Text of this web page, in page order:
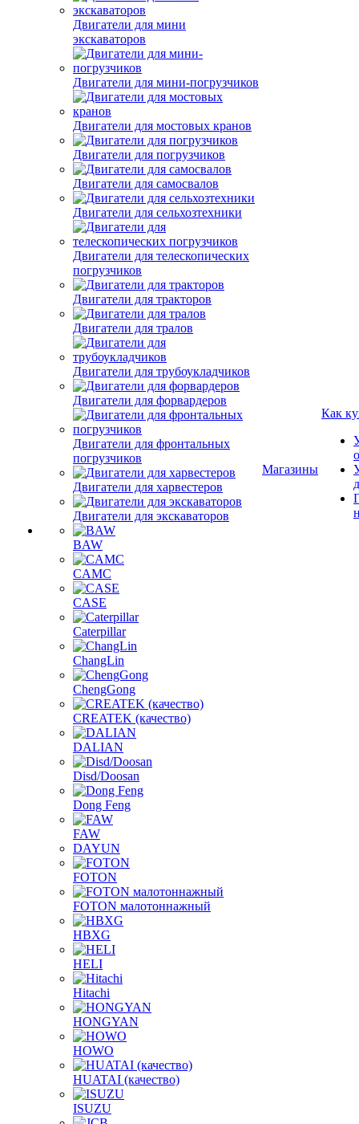
Двигатели для мини
экскаваторов
Двигатели для мини-погрузчиков
Двигатели для мостовых кранов
Двигатели для погрузчиков
Двигатели для самосвалов
Двигатели для сельхозтехники
Двигатели для телескопических
погрузчиков
Двигатели для тракторов
Двигатели для тралов
Двигатели для трубоукладчиков
Двигатели для форвардеров
Двигатели для фронтальных
погрузчиков
Двигатели для харвестеров
Двигатели для экскаваторов
BAW
CAMC
CASE
Caterpillar
ChangLin
ChengGong
CREATEK (качество)
DALIAN
Disd/Doosan
Dong Feng
FAW
DAYUN
FOTON
FOTON малотоннажный
HBXG
HELI
Hitachi
HONGYAN
HOWO
HUATAI (качество)
ISUZU
Магазины
Как